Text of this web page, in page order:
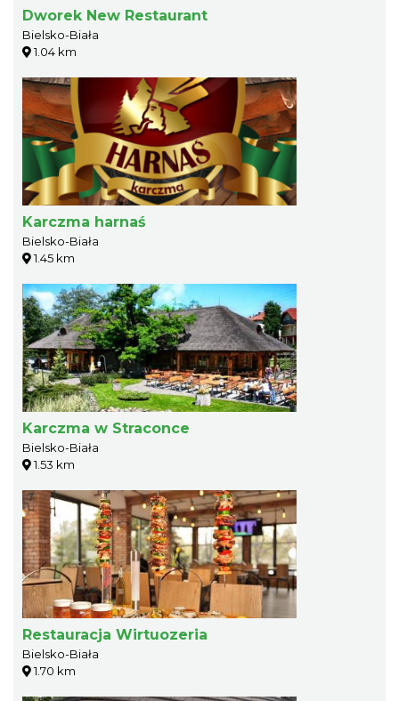
Dworek New Restaurant
Bielsko-Biała
1.04 km
Karczma harnaś
Bielsko-Biała
1.45 km
Karczma w Straconce
Bielsko-Biała
1.53 km
Restauracja Wirtuozeria
Bielsko-Biała
1.70 km